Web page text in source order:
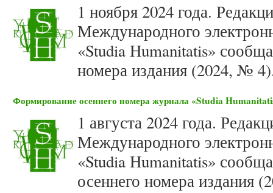
1 ноября 2024 года.
Международного
«Studia Humanitatis»
номера издания (2024, №
Формирование осеннего номера журнала «Studia
1 августа 2024 года.
Международного
«Studia Humanitatis»
осеннего номера издания